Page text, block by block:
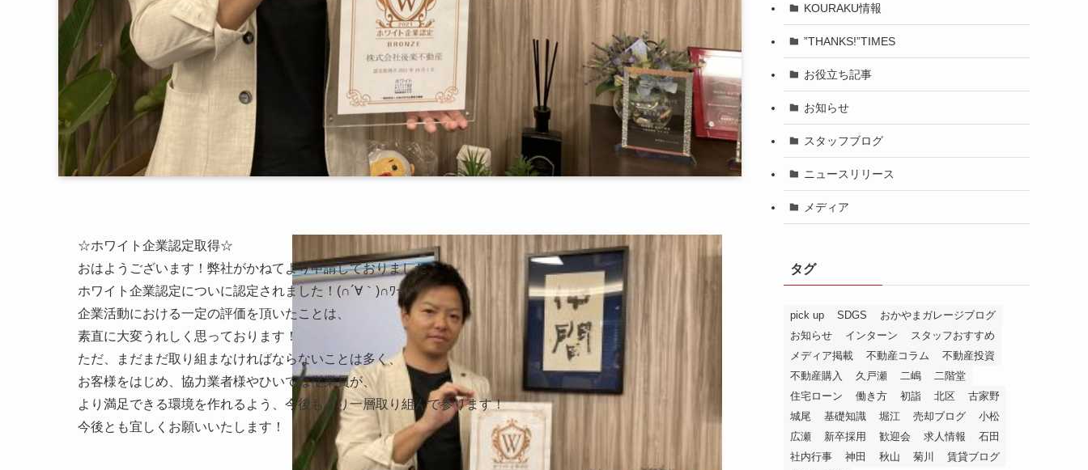
☆ホワイト企業認定取得☆
おはようございます！弊社がかねてより申請しておりました、
ホワイト企業認定についに認定されました！(∩´∀｀)∩ﾜｰｲ
企業活動における一定の評価を頂いたことは、
素直に大変うれしく思っております！
ただ、まだまだ取り組まなければならないことは多く、
お客様をはじめ、協力業者様やひいては従業員が、
より満足できる環境を作れるよう、今後もより一層取り組んで参ります！
今後とも宜しくお願いいたします！
KOURAKU情報
”THANKS!”TIMES
お役立ち記事
お知らせ
スタッフブログ
ニュースリリース
メディア
タグ
pick up SDGS
おかやまガレージブログ
お知らせ
インターン
スタッフおすすめ
メディア掲載
不動産コラム
不動産投資
不動産購入
久戸瀬 二嶋
二階堂
住宅ローン
働き方 初詣 北区
古家野
城尾
基礎知識 堀江 売却ブログ
小松
広瀬
新卒採用 歓迎会 求人情報
石田
社内行事
神田 秋山 菊川
賃貸ブログ